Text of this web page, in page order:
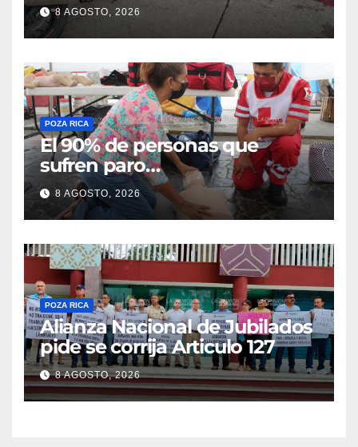
Flores Magón
8 AGOSTO, 2026
POZA RICA
El 90% de personas que
sufren paro
cardiorrespiratorio mueren
8 AGOSTO, 2026
POZA RICA
Alianza Nacional de Jubilados
pide se corrija Articulo 127
8 AGOSTO, 2026